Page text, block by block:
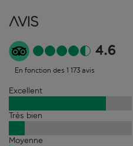
Avis
4.6
En fonction des 1 173 avis
Excellent
Très bien
Moyenne